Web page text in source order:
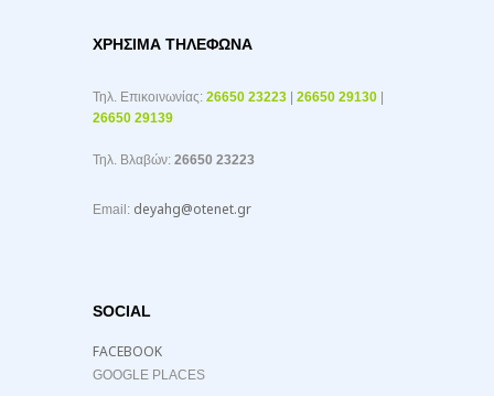
ΧΡΉΣΙΜΑ ΤΗΛΈΦΩΝΑ
Τηλ. Επικοινωνίας: 26650 23223 26650 29130
26650 29139
Τηλ. Βλαβών: 26650 23223
Email: deyahg@otenet.gr
SOCIAL
FACEBOOK
GOOGLE PLACES